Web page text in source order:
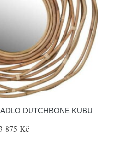
DUTCHBONE KUBU
3 875 Kč